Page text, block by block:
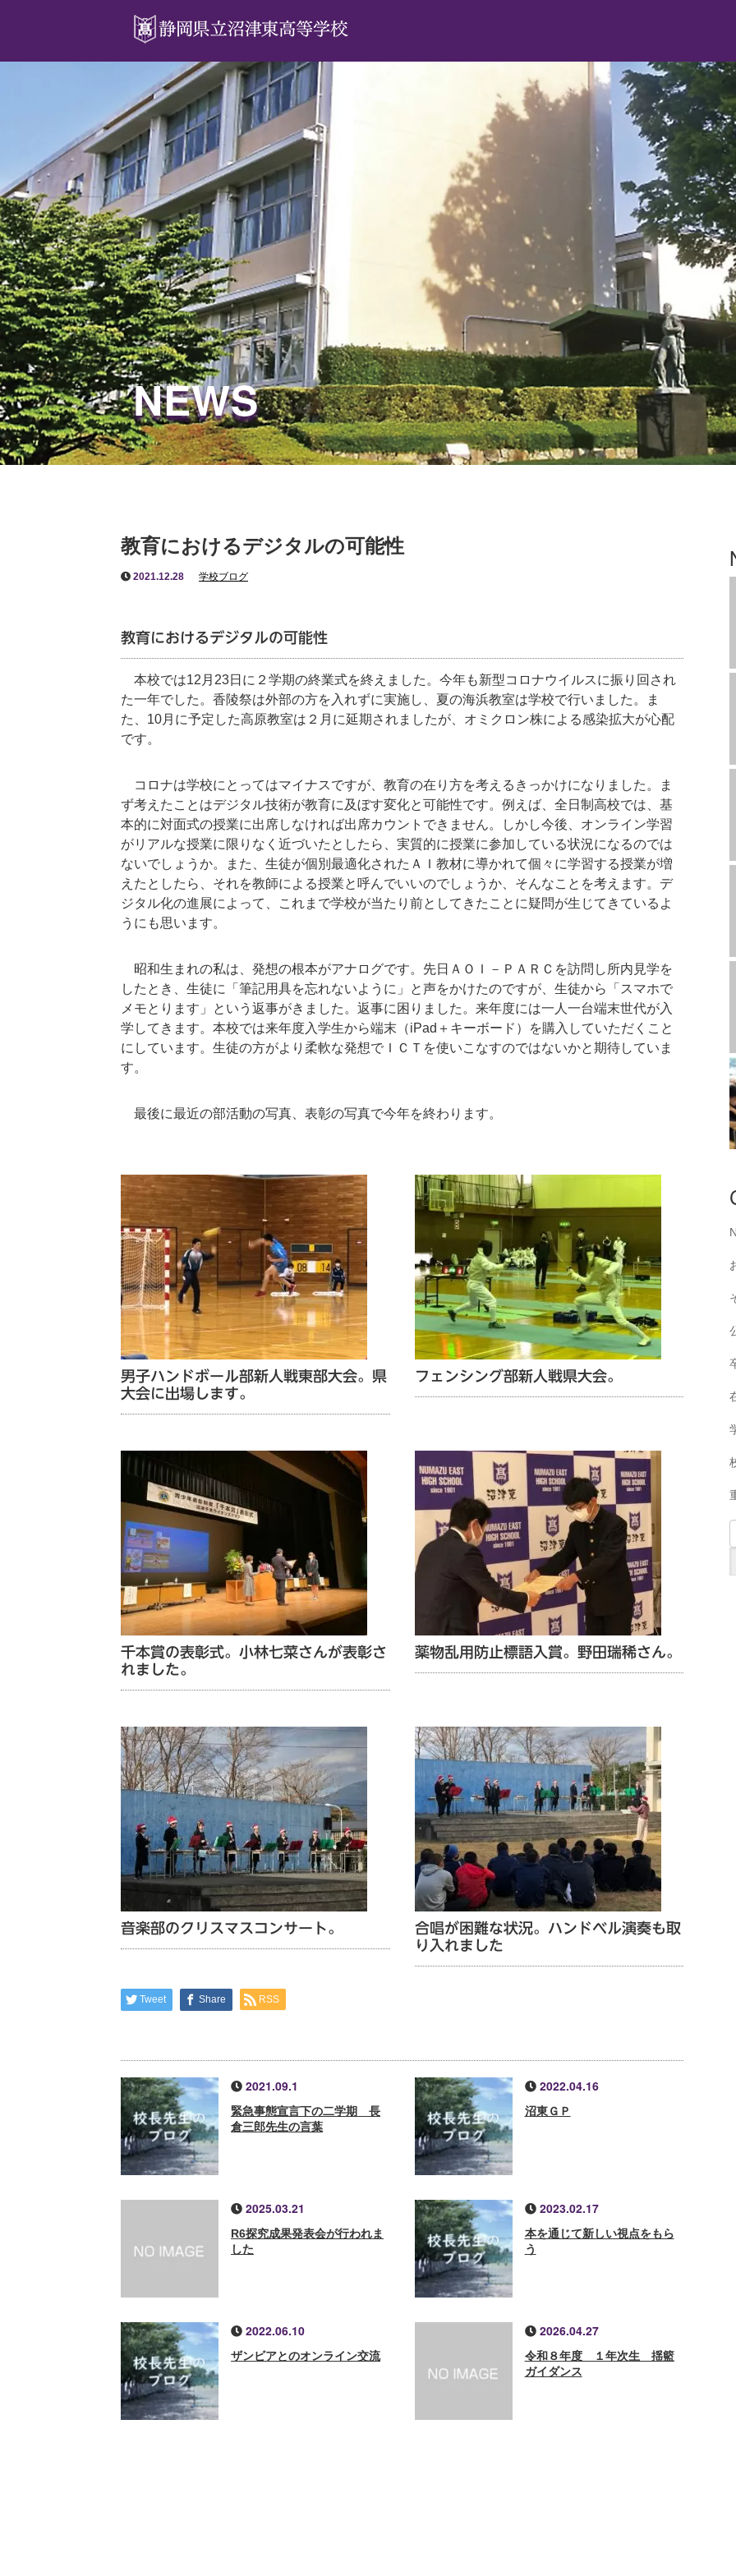
NEWS
教育におけるデジタルの可能性
2021.12.28 学校ブログ
教育におけるデジタルの可能性
本校では12月23日に２学期の終業式を終えました。今年も新型コロナウイルスに振り回され
た一年でした。香陵祭は外部の方を入れずに実施し、夏の海浜教室は学校で行いました。ま
た、10月に予定した高原教室は２月に延期されましたが、オミクロン株による感染拡大が心配
です。
コロナは学校にとってはマイナスですが、教育の在り方を考えるきっかけになりました。ま
ず考えたことはデジタル技術が教育に及ぼす変化と可能性です。例えば、全日制高校では、基
本的に対面式の授業に出席しなければ出席カウントできません。しかし今後、オンライン学習
がリアルな授業に限りなく近づいたとしたら、実質的に授業に参加している状況になるのでは
ないでしょうか。また、生徒が個別最適化されたＡＩ教材に導かれて個々に学習する授業が増
えたとしたら、それを教師による授業と呼んでいいのでしょうか、そんなことを考えます。デ
ジタル化の進展によって、これまで学校が当たり前としてきたことに疑問が生じてきているよ
うにも思います。
昭和生まれの私は、発想の根本がアナログです。先日ＡＯＩ－ＰＡＲＣを訪問し所内見学を
したとき、生徒に「筆記用具を忘れないように」と声をかけたのですが、生徒から「スマホで
メモとります」という返事がきました。返事に困りました。来年度には一人一台端末世代が入
学してきます。本校では来年度入学生から端末（iPad＋キーボード）を購入していただくこと
にしています。生徒の方がより柔軟な発想でＩＣＴを使いこなすのではないかと期待していま
す。
最後に最近の部活動の写真、表彰の写真で今年を終わります。
男子ハンドボール部新人戦東部大会。県
大会に出場します。
フェンシング部新人戦県大会。
千本賞の表彰式。小林七菜さんが表彰さ
れました。
薬物乱用防止標語入賞。野田瑞稀さん。
音楽部のクリスマスコンサート。
合唱が困難な状況。ハンドベル演奏も取
り入れました
Tweet Share RSS
2021.09.1
緊急事態宣言下の二学期 長
倉三郎先生の言葉
2022.04.16
沼東ＧＰ
2025.03.21
R6探究成果発表会が行われま
した
2023.02.17
本を通じて新しい視点をもら
う
2022.06.10
ザンビアとのオンライン交流
2026.04.27
令和８年度 １年次生 揺籃
ガイダンス